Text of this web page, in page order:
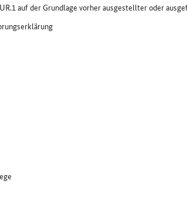
auf der Grundlage vorher ausgestellter oder